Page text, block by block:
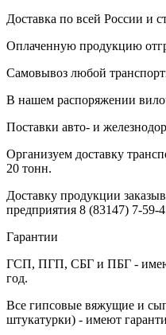
Доставка по всей России и
Оплаченную продукцию
Самовывоз любой
В нашем распоряжении
Поставки авто- и
Организуем доставку
20 тонн.
Доставку продукции
предприятия 8 (83147) 7-59-
Гарантии
ГСП, ПГП, СБГ и ПБГ -
год.
Все гипсовые вяжущие и
штукатурки) - имеют